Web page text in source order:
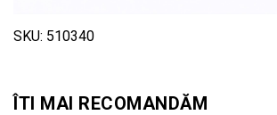
SKU: 510340
ÎTI MAI RECOMANDĂM